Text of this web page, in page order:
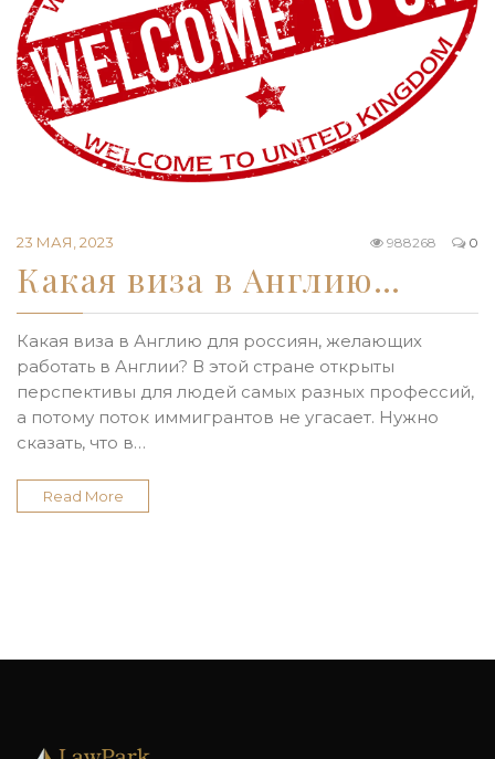
23 МАЯ, 2023 0
988268
Какая виза в Англию…
Какая виза в Англию для россиян, желающих
работать в Англии? В этой стране открыты
перспективы для людей самых разных профессий,
а потому поток иммигрантов не угасает. Нужно
сказать, что в…
Read More